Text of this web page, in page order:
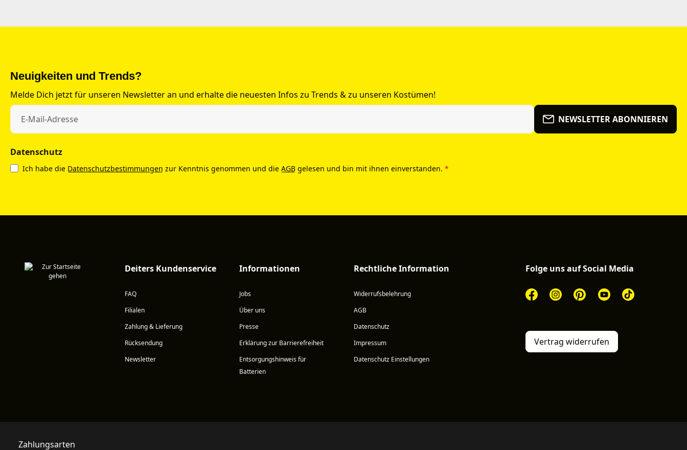
Neuigkeiten und Trends?
Melde Dich jetzt für unseren Newsletter an und erhalte die neuesten Infos zu Trends & zu unseren Kostümen!
NEWSLETTER ABONNIEREN
Datenschutz
Ich habe die Datenschutzbestimmungen zur Kenntnis genommen und die AGB gelesen und bin mit ihnen einverstanden. *
Deiters Kundenservice
FAQ
Filialen
Zahlung & Lieferung
Rücksendung
Newsletter
Informationen
Jobs
Über uns
Presse
Erklärung zur Barrierefreiheit
Entsorgungshinweis für
Batterien
Rechtliche Information
Widerrufsbelehrung
AGB
Datenschutz
Impressum
Datenschutz Einstellungen
Folge uns auf Social Media
Vertrag widerrufen
Zahlungsarten